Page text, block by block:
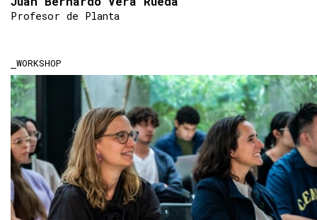
Profesor de Planta
WORKSHOP